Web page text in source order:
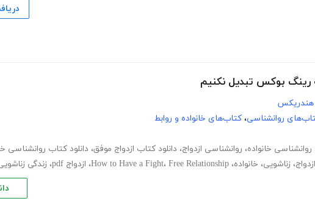
رینگ بوکس تبدیل نکنیم
هندریکس
روانشناسی، کتاب‌های خانواده و روابط
روانشناسی خانواده، روانشناسی ازدواج، دانلود کتاب ازدواج موفق، دانلود کتاب روانشناسی
ازدواج، زناشویی، خانواده، How to Have a Fight، Free Relationship ، ازدواج pdf ، زندگی